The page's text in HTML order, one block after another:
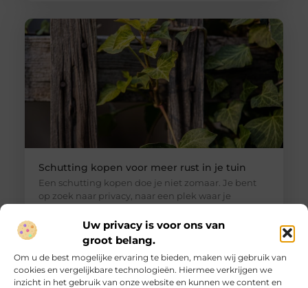
Uw privacy is voor ons van
groot belang.
Om u de best mogelijke ervaring te bieden, maken wij gebruik van
cookies en vergelijkbare technologieën. Hiermee verkrijgen we
inzicht in het gebruik van onze website en kunnen we content en
Schutting kopen voor meer rust in je tuin
Een schutting kopen doe je niet zomaar. Je bent
op zoek naar privacy, naar een plek waar je
buitenruimte. Een goede schutting houdt
nieuwsgierige blikken buiten en zorgt voor een
gevoel van veiligheid en geborgenheid. Of je nu
midden in een woonwijk woont of juist aan een
drukke straat, een stevige en mooi afgewerkte